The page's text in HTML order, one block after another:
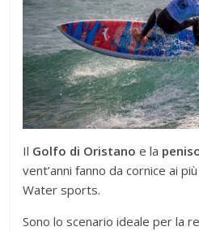
Il Golfo di Oristano e la
vent’anni fanno da cornice ai
Water sports.
Sono lo scenario ideale per la